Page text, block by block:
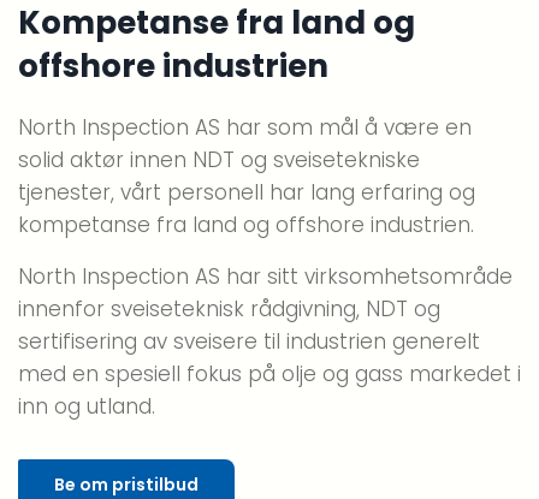
Kompetanse fra land og
offshore industrien
North Inspection AS har som mål å være en
solid aktør innen NDT og sveisetekniske
tjenester, vårt personell har lang erfaring og
kompetanse fra land og offshore industrien.
North Inspection AS har sitt virksomhetsområde
innenfor sveiseteknisk rådgivning, NDT og
sertifisering av sveisere til industrien generelt
med en spesiell fokus på olje og gass markedet i
inn og utland.
Be om pristilbud